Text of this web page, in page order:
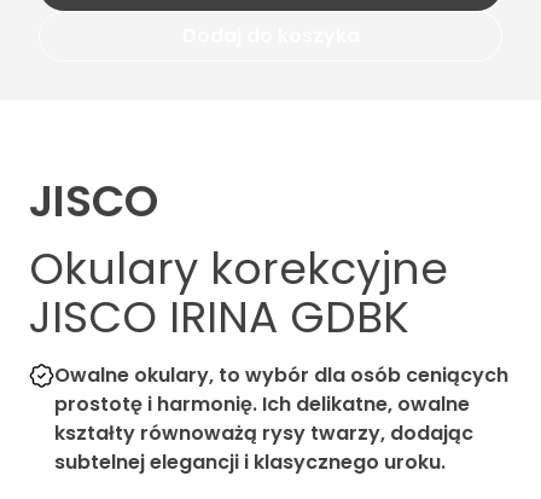
JISCO
Okulary korekcyjne
JISCO IRINA GDBK
Owalne okulary, to wybór dla osób ceniących
prostotę i harmonię. Ich delikatne, owalne
kształty równoważą rysy twarzy, dodając
subtelnej elegancji i klasycznego uroku.